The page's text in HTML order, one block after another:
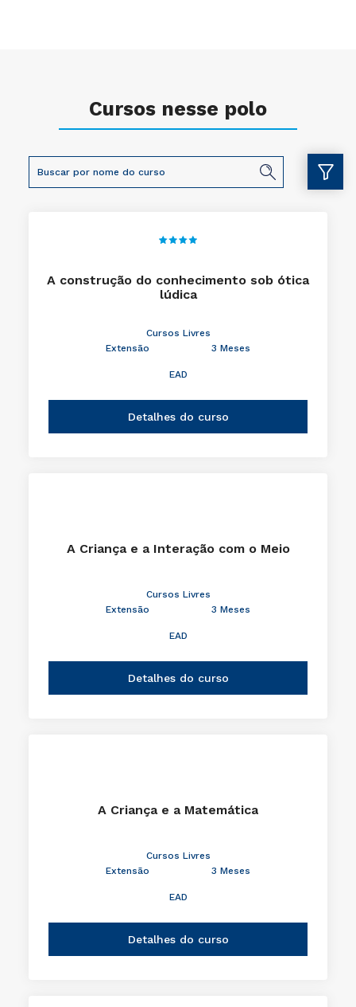
Cursos nesse polo
A construção do conhecimento sob ótica
lúdica
Cursos Livres
Extensão
3 Meses
EAD
Detalhes do curso
A Criança e a Interação com o Meio
Cursos Livres
Extensão
3 Meses
EAD
Detalhes do curso
A Criança e a Matemática
Cursos Livres
Extensão
3 Meses
EAD
Detalhes do curso